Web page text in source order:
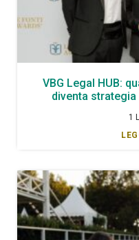
VBG Legal HUB:
diventa
1